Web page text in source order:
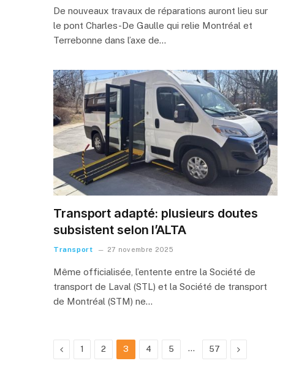
De nouveaux travaux de réparations auront lieu sur
le pont Charles-De Gaulle qui relie Montréal et
Terrebonne dans l’axe de…
Transport adapté: plusieurs doutes
subsistent selon l’ALTA
Transport 27 novembre 2025
Même officialisée, l’entente entre la Société de
transport de Laval (STL) et la Société de transport
de Montréal (STM) ne…
Previous
1 2 3 4 5 … 57 Next